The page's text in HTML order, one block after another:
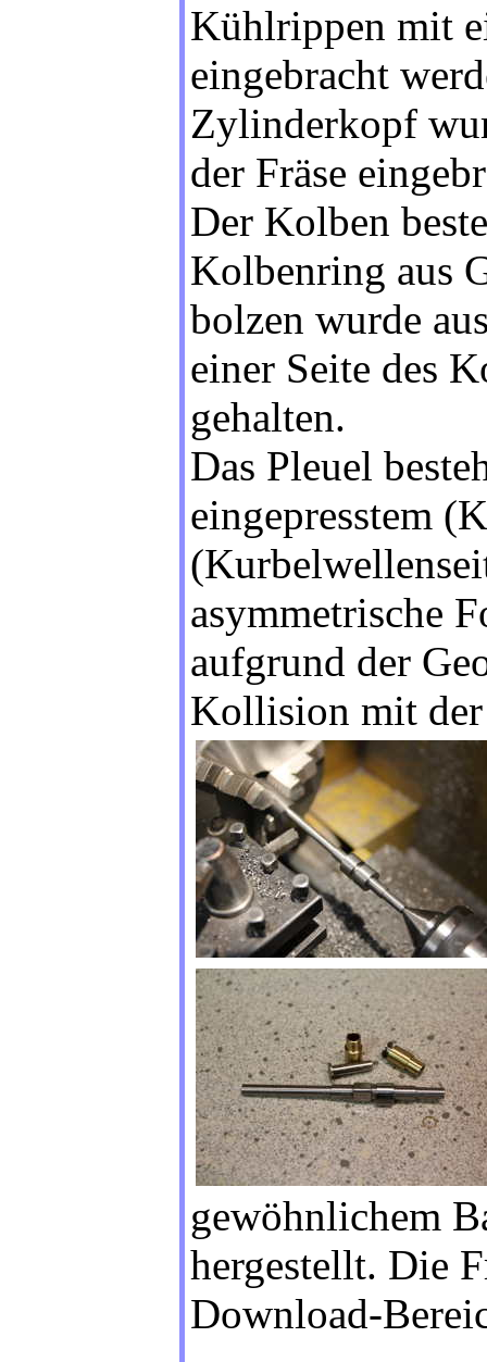
Kühlrippen mit
eingebracht
Zylinderkopf
der Fräse
Der Kolben
Kolbenring aus
bolzen wurde
einer Seite des
gehalten.
Das Pleuel
eingepresstem
asymmetrische
aufgrund der
Kollision mit
gewöhnlichem
hergestellt. Die
Download-